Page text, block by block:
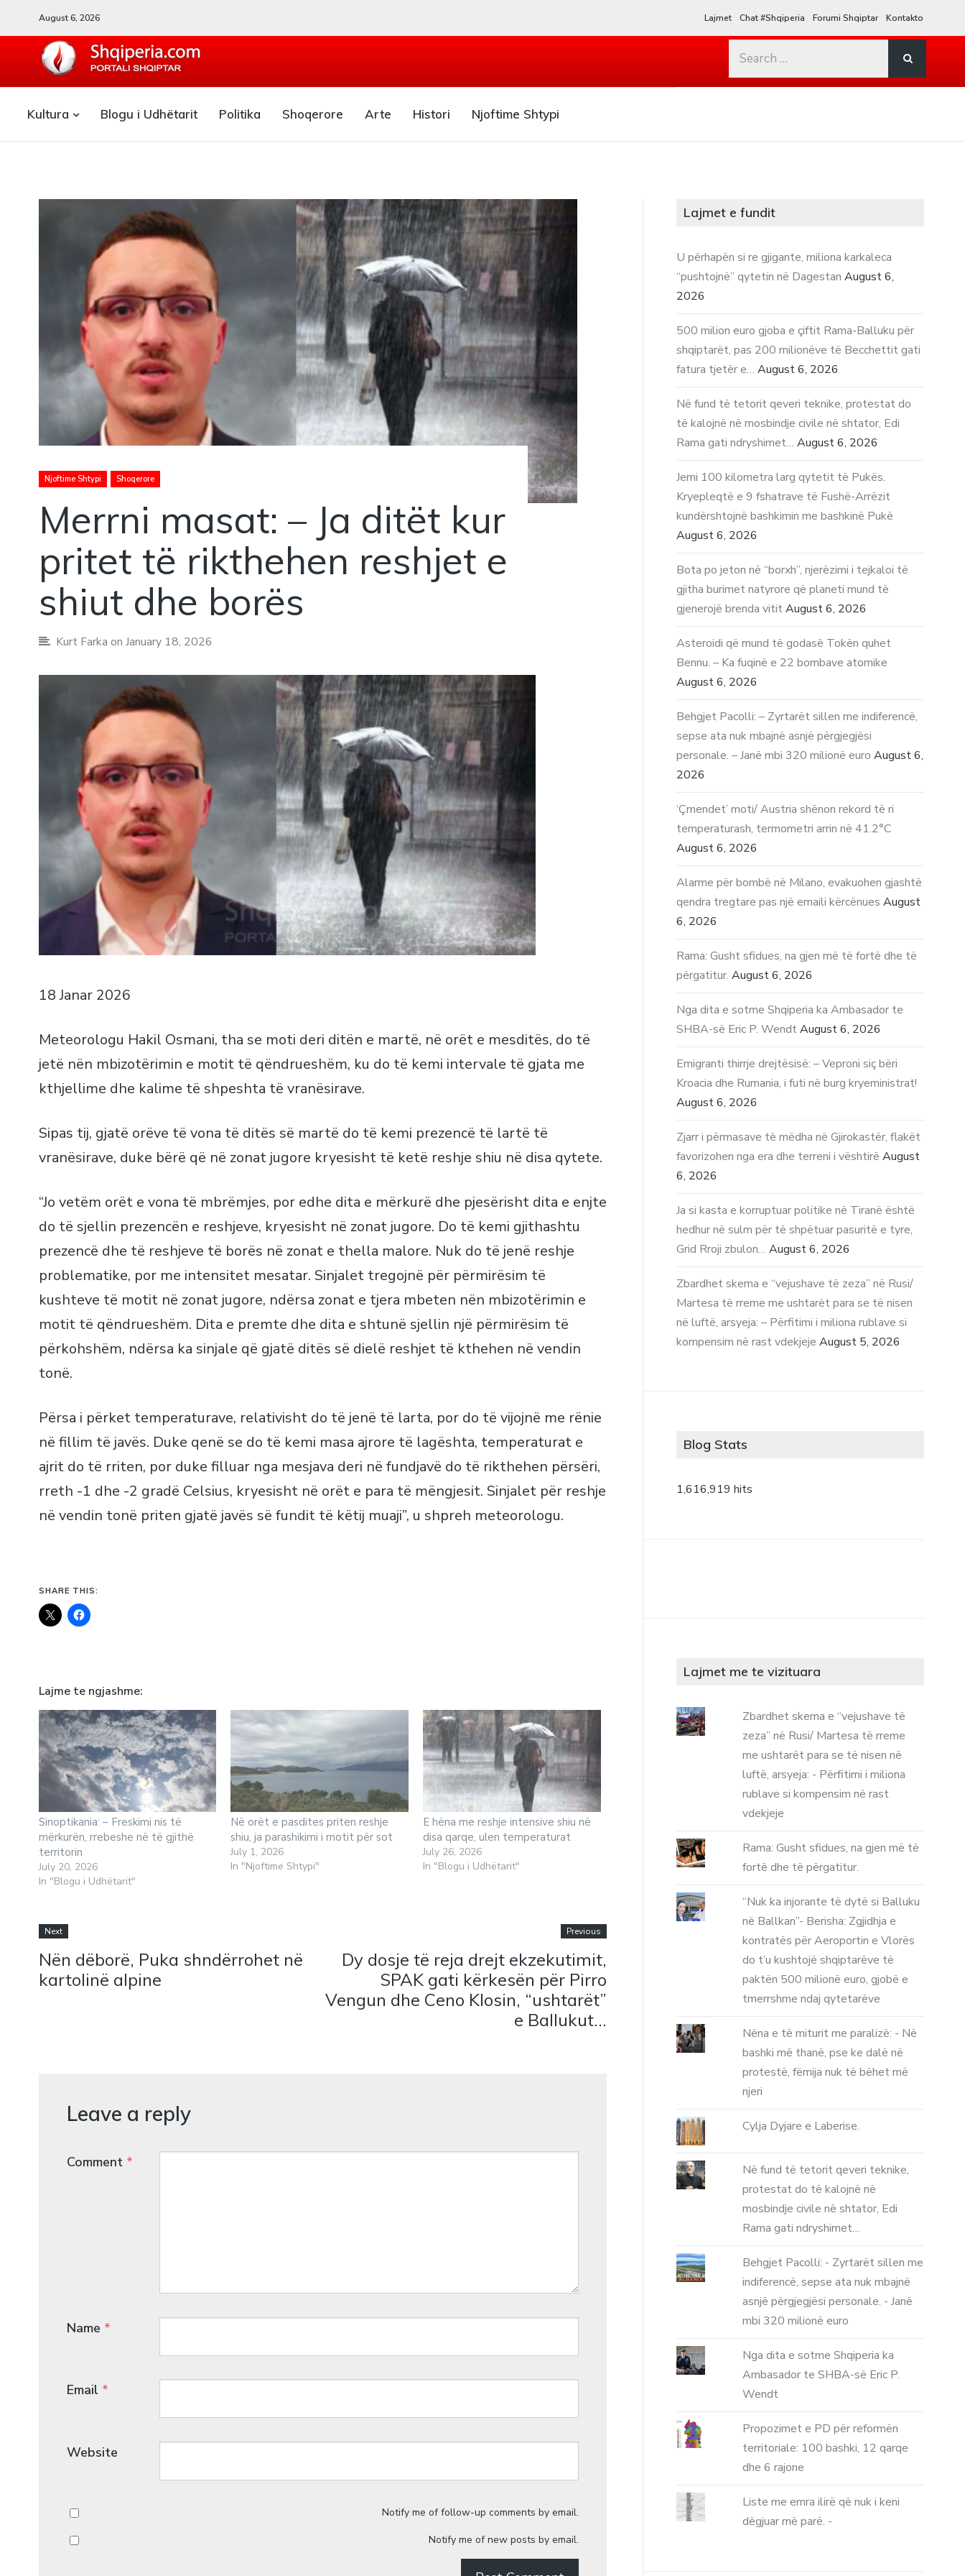
August 6, 2026 Lajmet Chat #Shqiperia Forumi Shqiptar Kontakto
Search
Kultura Blogu i Udhëtarit Politika Shoqerore Arte Histori Njoftime Shtypi
Njoftime Shtypi Shoqerore
Merrni masat: – Ja ditët kur
pritet të rikthehen reshjet e
shiut dhe borës
Kurt Farka on January 18, 2026
18 Janar 2026
Meteorologu Hakil Osmani, tha se moti deri ditën e martë, në orët e mesditës, do të
jetë nën mbizotërimin e motit të qëndrueshëm, ku do të kemi intervale të gjata me
kthjellime dhe kalime të shpeshta të vranësirave.
Sipas tij, gjatë orëve të vona të ditës së martë do të kemi prezencë të lartë të
vranësirave, duke bërë që në zonat jugore kryesisht të ketë reshje shiu në disa qytete.
“Jo vetëm orët e vona të mbrëmjes, por edhe dita e mërkurë dhe pjesërisht dita e enjte
do të sjellin prezencën e reshjeve, kryesisht në zonat jugore. Do të kemi gjithashtu
prezencë dhe të reshjeve të borës në zonat e thella malore. Nuk do të jenë reshje
problematike, por me intensitet mesatar. Sinjalet tregojnë për përmirësim të
kushteve të motit në zonat jugore, ndërsa zonat e tjera mbeten nën mbizotërimin e
motit të qëndrueshëm. Dita e premte dhe dita e shtunë sjellin një përmirësim të
përkohshëm, ndërsa ka sinjale që gjatë ditës së dielë reshjet të kthehen në vendin
tonë.
Përsa i përket temperaturave, relativisht do të jenë të larta, por do të vijojnë me rënie
në fillim të javës. Duke qenë se do të kemi masa ajrore të lagështa, temperaturat e
ajrit do të rriten, por duke filluar nga mesjava deri në fundjavë do të rikthehen përsëri,
rreth -1 dhe -2 gradë Celsius, kryesisht në orët e para të mëngjesit. Sinjalet për reshje
në vendin tonë priten gjatë javës së fundit të këtij muaji”, u shpreh meteorologu.
SHARE THIS:
Lajme te ngjashme
Sinoptikania: – Freskimi nis të
mërkurën, rrebeshe në të gjithë
territorin
July 20, 2026
In "Blogu i Udhëtarit"
Në orët e pasdites priten reshje
shiu, ja parashikimi i motit për sot
July 1, 2026
In "Njoftime Shtypi"
E hëna me reshje intensive shiu në
disa qarqe, ulen temperaturat
July 26, 2026
In "Blogu i Udhëtarit"
Next
Nën dëborë, Puka shndërrohet në
kartolinë alpine
Previous
Dy dosje të reja drejt ekzekutimit,
SPAK gati kërkesën për Pirro
Vengun dhe Ceno Klosin, “ushtarët”
e Ballukut…
Leave a reply
Comment *
Name *
Email *
Website
Notify me of follow-up comments by email.
Notify me of new posts by email.
Lajmet e fundit
U përhapën si re gjigante, miliona karkaleca
“pushtojnë” qytetin në Dagestan August 6,
2026
500 milion euro gjoba e çiftit Rama-Balluku për
shqiptarët, pas 200 milionëve të Becchettit gati
fatura tjetër e… August 6, 2026
Në fund të tetorit qeveri teknike, protestat do
të kalojnë në mosbindje civile në shtator, Edi
Rama gati ndryshimet… August 6, 2026
Jemi 100 kilometra larg qytetit të Pukës.
Kryepleqtë e 9 fshatrave të Fushë-Arrëzit
kundërshtojnë bashkimin me bashkinë Pukë
August 6, 2026
Bota po jeton në “borxh”, njerëzimi i tejkaloi të
gjitha burimet natyrore që planeti mund të
gjenerojë brenda vitit August 6, 2026
Asteroidi që mund të godasë Tokën quhet
Bennu. – Ka fuqinë e 22 bombave atomike
August 6, 2026
Behgjet Pacolli: – Zyrtarët sillen me indiferencë,
sepse ata nuk mbajnë asnjë përgjegjësi
personale. – Janë mbi 320 milionë euro August 6,
2026
‘Çmendet’ moti/ Austria shënon rekord të ri
temperaturash, termometri arrin në 41.2°C
August 6, 2026
Alarme për bombë në Milano, evakuohen gjashtë
qendra tregtare pas një emaili kërcënues August
6, 2026
Rama: Gusht sfidues, na gjen më të fortë dhe të
përgatitur. August 6, 2026
Nga dita e sotme Shqiperia ka Ambasador te
SHBA-së Eric P. Wendt August 6, 2026
Emigranti thirrje drejtësisë: – Veproni siç bëri
Kroacia dhe Rumania, i futi në burg kryeministrat!
August 6, 2026
Zjarr i përmasave të mëdha në Gjirokastër, flakët
favorizohen nga era dhe terreni i vështirë August
6, 2026
Ja si kasta e korruptuar politike në Tiranë është
hedhur në sulm për të shpëtuar pasuritë e tyre,
Grid Rroji zbulon… August 6, 2026
Zbardhet skema e “vejushave të zeza” në Rusi/
Martesa të rreme me ushtarët para se të nisen
në luftë, arsyeja: – Përfitimi i miliona rublave si
kompensim në rast vdekjeje August 5, 2026
Blog Stats
1,616,919 hits
Lajmet me te vizituara
Zbardhet skema e “vejushave të
zeza” në Rusi/ Martesa të rreme
me ushtarët para se të nisen në
luftë, arsyeja: - Përfitimi i miliona
rublave si kompensim në rast
vdekjeje
Rama: Gusht sfidues, na gjen më të
fortë dhe të përgatitur.
“Nuk ka injorante të dytë si Balluku
në Ballkan”- Berisha: Zgjidhja e
kontratës për Aeroportin e Vlorës
do t’u kushtojë shqiptarëve të
paktën 500 milionë euro, gjobë e
tmerrshme ndaj qytetarëve
Nëna e të miturit me paralizë: - Në
bashki më thanë, pse ke dalë në
protestë, fëmija nuk të bëhet më
njeri
Cylja Dyjare e Laberise.
Në fund të tetorit qeveri teknike,
protestat do të kalojnë në
mosbindje civile në shtator, Edi
Rama gati ndryshimet…
Behgjet Pacolli: - Zyrtarët sillen me
indiferencë, sepse ata nuk mbajnë
asnjë përgjegjësi personale. - Janë
mbi 320 milionë euro
Nga dita e sotme Shqiperia ka
Ambasador te SHBA-së Eric P.
Wendt
Propozimet e PD për reformën
territoriale: 100 bashki, 12 qarqe
dhe 6 rajone
Liste me emra ilirë që nuk i keni
dëgjuar më parë. -